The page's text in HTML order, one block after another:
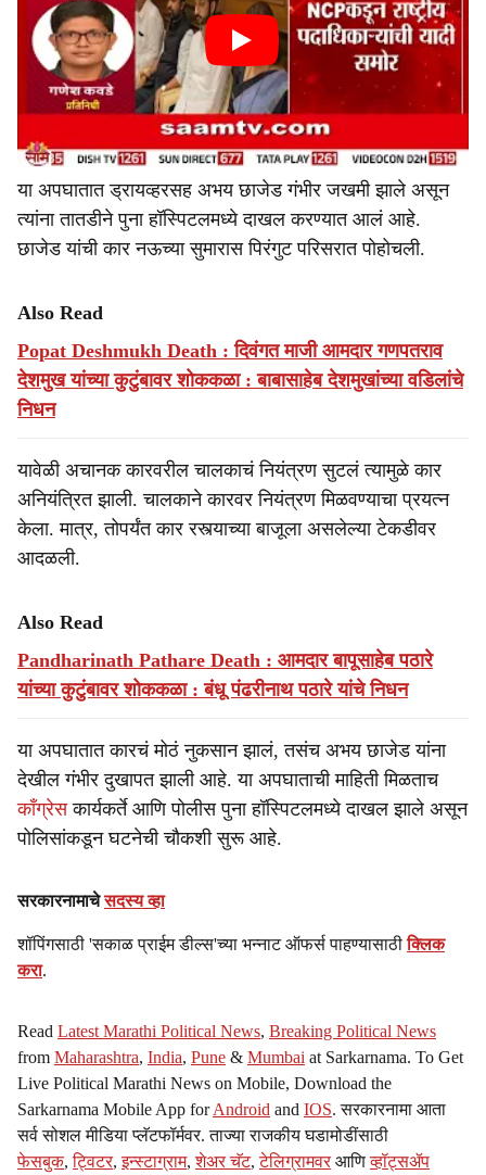
या अपघातात ड्रायव्हरसह अभय छाजेड गंभीर जखमी झाले असून
त्यांना तातडीने पुना हॉस्पिटलमध्ये दाखल करण्यात आलं आहे.
छाजेड यांची कार नऊच्या सुमारास पिरंगुट परिसरात पोहोचली.
Also Read
Popat Deshmukh Death : दिवंगत माजी आमदार गणपतराव
देशमुख यांच्या कुटुंबावर शोककळा : बाबासाहेब देशमुखांच्या वडिलांचे
निधन
यावेळी अचानक कारवरील चालकाचं नियंत्रण सुटलं त्यामुळे कार
अनियंत्रित झाली. चालकाने कारवर नियंत्रण मिळवण्याचा प्रयत्न
केला. मात्र, तोपर्यंत कार रस्त्याच्या बाजूला असलेल्या टेकडीवर
आदळली.
Also Read
Pandharinath Pathare Death : आमदार बापूसाहेब पठारे
यांच्या कुटुंबावर शोककळा : बंधू पंढरीनाथ पठारे यांचे निधन
या अपघातात कारचं मोठं नुकसान झालं, तसंच अभय छाजेड यांना
देखील गंभीर दुखापत झाली आहे. या अपघाताची माहिती मिळताच
काँग्रेसकार्यकर्ते आणि पोलीस पुना हॉस्पिटलमध्ये दाखल झाले असून
पोलिसांकडून घटनेची चौकशी सुरू आहे.
सरकारनामाचेसदस्य व्हा
शॉपिंगसाठी 'सकाळ प्राईम डील्स'च्या भन्नाट ऑफर्स पाहण्यासाठीक्लिक
करा.
Read Latest Marathi Political News, Breaking Political News
from Maharashtra, India, Pune & Mumbai at Sarkarnama. To Get
Live Political Marathi News on Mobile, Download the
Sarkarnama Mobile App forAndroid and IOS. सरकारनामा आता
सर्व सोशल मीडिया प्लॅटफॉर्मवर. ताज्या राजकीय घडामोडींसाठी
फेसबुक,ट्विटर,इन्स्टाग्राम,शेअर चॅट,टेलिग्रामवर आणिव्हॉट्सॲप